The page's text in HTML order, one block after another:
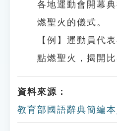
各地運動會開幕
燃聖火的儀式。
【例】運動員代
點燃聖火，揭開比
資料來源：
教育部國語辭典簡編